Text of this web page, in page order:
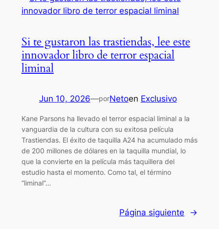
Si te gustaron las trastiendas, lee este
innovador libro de terror espacial
liminal
Jun 10, 2026—porNetoen Exclusivo
Kane Parsons ha llevado el terror espacial liminal a la
vanguardia de la cultura con su exitosa película
Trastiendas. El éxito de taquilla A24 ha acumulado más
de 200 millones de dólares en la taquilla mundial, lo
que la convierte en la película más taquillera del
estudio hasta el momento. Como tal, el término
“liminal”…
Página siguiente →